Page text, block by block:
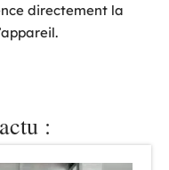
directement la
: